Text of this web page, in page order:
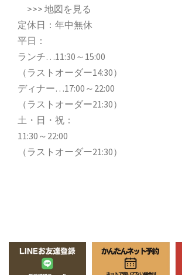
>>> 地図を見る
定休日：年中無休
平日：
ランチ…11:30～15:00
（ラストオーダー14:30）
ディナー…17:00～22:00
（ラストオーダー21:30）
土・日・祝：
11:30～22:00
（ラストオーダー21:30）